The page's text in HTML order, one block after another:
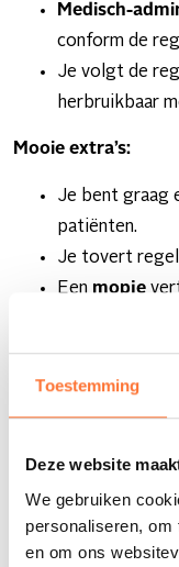
Toestemming
Deze website
We gebruiken
personaliseren,
en om ons
Medisch-
conform de
Je volgt de
herbruikbaar
Mooie extra’s:
Je bent graag
patiënten.
Je tovert
Een mopje
online.